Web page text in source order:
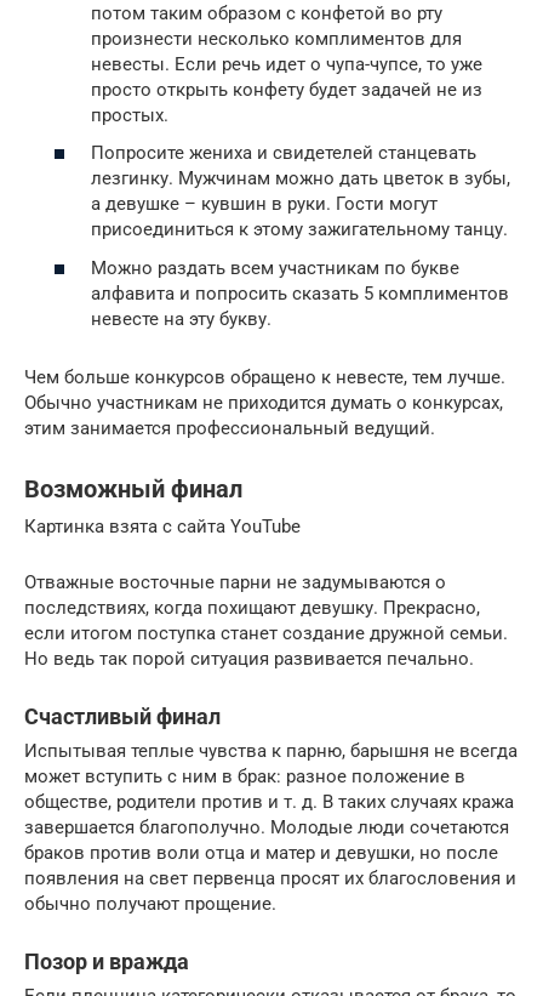
потом таким образом с конфетой во рту
произнести несколько комплиментов для
невесты. Если речь идет о чупа-чупсе, то уже
просто открыть конфету будет задачей не из
простых.
Попросите жениха и свидетелей станцевать
лезгинку. Мужчинам можно дать цветок в зубы,
а девушке – кувшин в руки. Гости могут
присоединиться к этому зажигательному танцу.
Можно раздать всем участникам по букве
алфавита и попросить сказать 5 комплиментов
невесте на эту букву.
Чем больше конкурсов обращено к невесте, тем лучше.
Обычно участникам не приходится думать о конкурсах,
этим занимается профессиональный ведущий.
Возможный финал
Картинка взята с сайта YouTube
Отважные восточные парни не задумываются о
последствиях, когда похищают девушку. Прекрасно,
если итогом поступка станет создание дружной семьи.
Но ведь так порой ситуация развивается печально.
Счастливый финал
Испытывая теплые чувства к парню, барышня не всегда
может вступить с ним в брак: разное положение в
обществе, родители против и т. д. В таких случаях кража
завершается благополучно. Молодые люди сочетаются
браков против воли отца и матер и девушки, но после
появления на свет первенца просят их благословения и
обычно получают прощение.
Позор и вражда